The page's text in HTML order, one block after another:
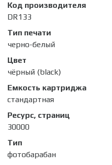
Код производителя
DR133
Тип печати
черно-белый
Цвет
чёрный (black)
Емкость картриджа
стандартная
Ресурс, страниц
30000
Тип
фотобарабан